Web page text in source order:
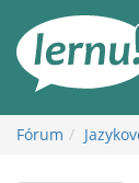
obsahu
Fórum